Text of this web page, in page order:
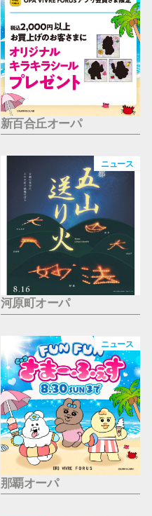
新百合丘オーパ
ニュース
河原町オーパ
ニュース
那覇オーパ